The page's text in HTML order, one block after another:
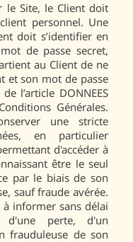
le Site, le Client doit
personnel. Une
doit s’identifier en
de passe secret,
au Client de ne
et son mot de passe
l’article DONNEES
Générales.
une stricte
en particulier
d'accéder à
être le seul
par le biais de son
sauf fraude avérée.
à informer sans délai
d'une perte, d'un
frauduleuse de son